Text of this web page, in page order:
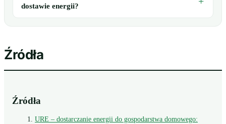
dostawie energii?
Źródła
Źródła
URE – dostarczanie energii do gospodarstwa domowego: